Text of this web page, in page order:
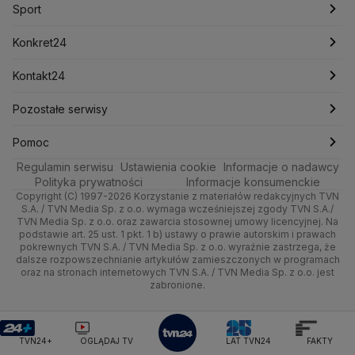
Mariusz Błaszczak
Mark Zuckerberg
Ministerstwo Aktywów Państwowych
Ministerstwo Infrastruktury
Ministerstwo Rolnictwa
Ministerstwo Rozwoju i Technologii
Ministerstwo Sportu i Turystyki
Ministerstwo Cyfryzacji
Ministerstwo Edukacji Narodowej
Ministerstwo Finansów
Ministerstwo Klimatu i Środowiska
Ministerstwo Nauki i Szkolnictwa Wyższego
Ministerstwo Rodziny, Pracy i Polityki Społecznej
Ministerstwo Spraw ZagranicznychMoskwa
Sport
Zdrowie
Technologia
Quizy
Tematy
Newslettery
Ludzie Faktów
Katowice
Kraków
Poznań
Trójmiasto
Kielce
Kujawsko-pomorskie
Lublin
Lubuskie
Opole
Notowania
Pieniądze
Nieruchomości
Rynki
Dla firm
Handel
Ze świata
Tech
Moto
Turystyka
Pogoda godzinowa
Pogoda długoterminowa
Pogoda na jutro
Pogoda na weekend
Najnowsze
Polska
Prognoza
Świat
Nauka
Podróże
Sport
Piłka Nożna
Tenis
Kolarstwo
Skoki Narciarskie
Sporty zimowe
Lekkoatletyka
Siatkówka
F1
Konkret24
Najnowsze
Polska
Świat
Polityka
Zdrowie
Tech
Nauka
Kontakt24
Najnowsze
Gorące Tematy
Wyślij zgłoszenie
Pozostałe serwisy
TVN
Dzień Dobry TVN
Uwaga TVN
HGTV
TVN Turbo
TVN7
Pomoc
Centrum pomocy
Test zgodności
Oglądaj na TV
Zrealizuj voucher
Regulamin serwisu Ustawienia cookie
Informacje o nadawcy
Polityka prywatności
Informacje konsumenckie
Copyright (C) 1997-2026 Korzystanie z materiałów redakcyjnych TVN
S.A. / TVN Media Sp. z o.o. wymaga wcześniejszej zgody TVN S.A./
TVN Media Sp. z o.o. oraz zawarcia stosownej umowy licencyjnej. Na
podstawie art. 25 ust. 1 pkt. 1 b) ustawy o prawie autorskim i prawach
pokrewnych TVN S.A. / TVN Media Sp. z o.o. wyraźnie zastrzega, że
dalsze rozpowszechnianie artykułów zamieszczonych w programach
oraz na stronach internetowych TVN S.A. / TVN Media Sp. z o.o. jest
zabronione.
TVN24+ OGLĄDAJ TV LAT TVN24 FAKTY